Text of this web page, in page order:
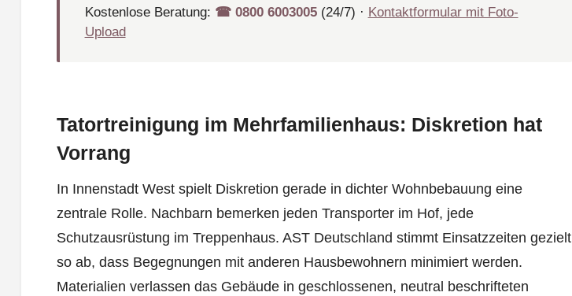
Kostenlose Beratung: ☎︎ 0800 6003005(24/7) · Kontaktformular mit Foto-
Upload
Tatortreinigung im Mehrfamilienhaus: Diskretion hat
Vorrang
In Innenstadt West spielt Diskretion gerade in dichter Wohnbebauung eine
zentrale Rolle. Nachbarn bemerken jeden Transporter im Hof, jede
Schutzausrüstung im Treppenhaus. AST Deutschland stimmt Einsatzzeiten gezielt
so ab, dass Begegnungen mit anderen Hausbewohnern minimiert werden.
Materialien verlassen das Gebäude in geschlossenen, neutral beschrifteten